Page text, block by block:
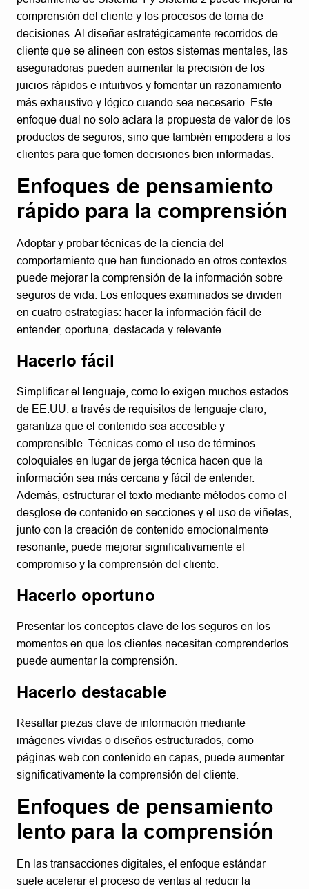
comprensión del cliente y los procesos de toma de
decisiones. Al diseñar estratégicamente recorridos de
cliente que se alineen con estos sistemas mentales, las
aseguradoras pueden aumentar la precisión de los
juicios rápidos e intuitivos y fomentar un razonamiento
más exhaustivo y lógico cuando sea necesario. Este
enfoque dual no solo aclara la propuesta de valor de los
productos de seguros, sino que también empodera a los
clientes para que tomen decisiones bien informadas.
Enfoques de pensamiento
rápido para la comprensión
Adoptar y probar técnicas de la ciencia del
comportamiento que han funcionado en otros contextos
puede mejorar la comprensión de la información sobre
seguros de vida. Los enfoques examinados se dividen
en cuatro estrategias: hacer la información fácil de
entender, oportuna, destacada y relevante.
Hacerlo fácil
Simplificar el lenguaje, como lo exigen muchos estados
de EE.UU. a través de requisitos de lenguaje claro,
garantiza que el contenido sea accesible y
comprensible. Técnicas como el uso de términos
coloquiales en lugar de jerga técnica hacen que la
información sea más cercana y fácil de entender.
Además, estructurar el texto mediante métodos como el
desglose de contenido en secciones y el uso de viñetas,
junto con la creación de contenido emocionalmente
resonante, puede mejorar significativamente el
compromiso y la comprensión del cliente.
Hacerlo oportuno
Presentar los conceptos clave de los seguros en los
momentos en que los clientes necesitan comprenderlos
puede aumentar la comprensión.
Hacerlo destacable
Resaltar piezas clave de información mediante
imágenes vívidas o diseños estructurados, como
páginas web con contenido en capas, puede aumentar
significativamente la comprensión del cliente.
Enfoques de pensamiento
lento para la comprensión
En las transacciones digitales, el enfoque estándar
suele acelerar el proceso de ventas al reducir la